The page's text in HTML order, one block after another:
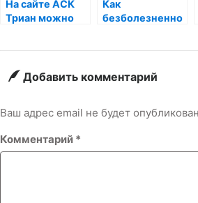
На сайте АСК
Триан можно
Как
безболезненно
Добавить комментарий
Ваш адрес email не будет
Комментарий *